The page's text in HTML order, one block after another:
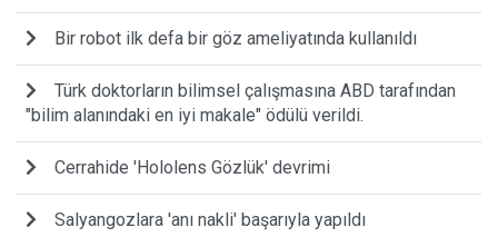
Bir robot ilk defa bir göz ameliyatında kullanıldı
Türk doktorların bilimsel çalışmasına ABD tarafından
"bilim alanındaki en iyi makale" ödülü verildi.
Cerrahide 'Hololens Gözlük' devrimi
Salyangozlara 'anı nakli' başarıyla yapıldı